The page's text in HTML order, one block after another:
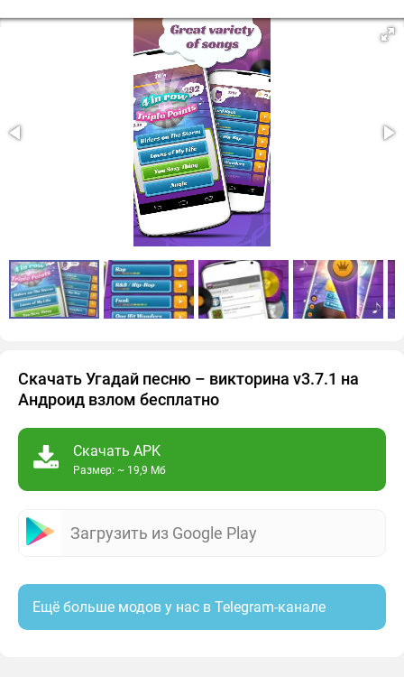
Скачать Угадай песню – викторина v3.7.1 на
Андроид взлом бесплатно
Скачать APK
Размер: ~ 19,9 Мб
Загрузить из Google Play
Ещё больше модов у нас в Telegram-канале